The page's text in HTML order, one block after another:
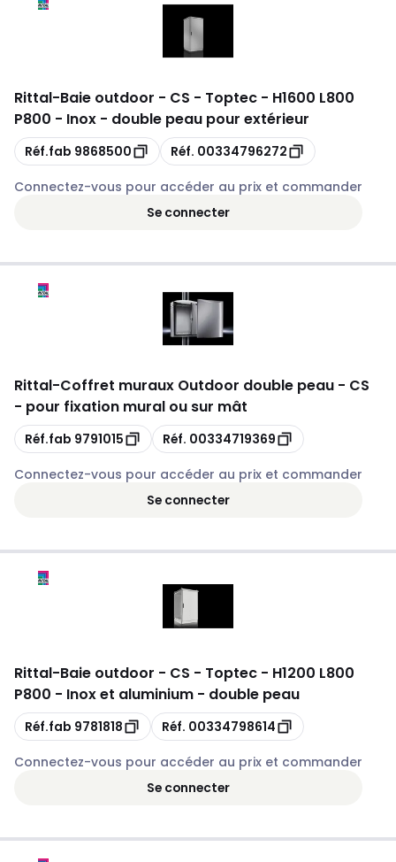
Rittal-Baie outdoor - CS - Toptec - H1600 L800
P800 - Inox - double peau pour extérieur
Copie
Réf.fab 9868500 Copie
Réf. 00334796272
Connectez-vous pour accéder au prix et commander
Se connecter
Rittal-Coffret muraux Outdoor double peau - CS
- pour fixation mural ou sur mât
Copie
Réf.fab 9791015 Copie
Réf. 00334719369
Connectez-vous pour accéder au prix et commander
Se connecter
Rittal-Baie outdoor - CS - Toptec - H1200 L800
P800 - Inox et aluminium - double peau
Copie
Réf.fab 9781818 Copie
Réf. 00334798614
Connectez-vous pour accéder au prix et commander
Se connecter